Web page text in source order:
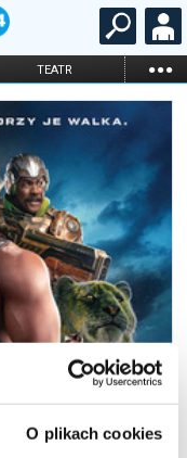
O plikach cookies
TEATR ...